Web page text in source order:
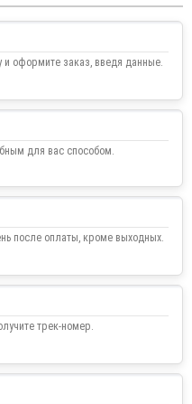
оформите заказ, введя данные.
для вас способом.
после оплаты, кроме выходных.
трек-номер.